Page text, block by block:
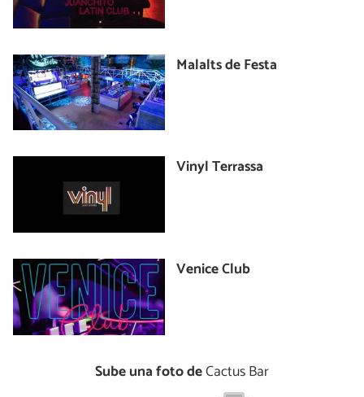
Malalts de Festa
Vinyl Terrassa
Venice Club
Sube una foto deCactus Bar